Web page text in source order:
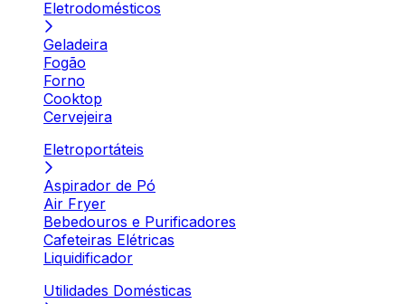
Eletrodomésticos
Geladeira
Fogão
Forno
Cooktop
Cervejeira
Eletroportáteis
Aspirador de Pó
Air Fryer
Bebedouros e Purificadores
Cafeteiras Elétricas
Liquidificador
Utilidades Domésticas